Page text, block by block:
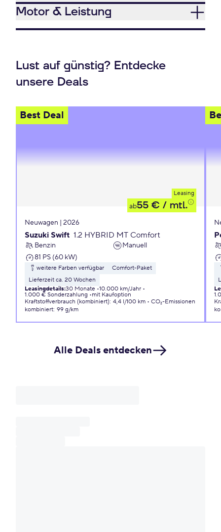
Motor & Leistung
Lust auf günstig? Entdecke
unsere Deals
Best Deal
Leasing
ab55 € / mtl.
Neuwagen | 2026
Suzuki Swift 1.2 HYBRID MT Comfort
Benzin
Manuell
81 PS (60 kW)
weitere Farben verfügbar
Comfort-Paket
Lieferzeit ca. 20 Wochen
Leasingdetails:30 Monate 10.000 km/Jahr
1.000 € Sonderzahlung
mit Kaufoption
Kraftstoffverbrauch (kombiniert): 4,4 l/100 km
CO₂-Emissionen
kombiniert: 99 g/km
Alle Deals entdecken